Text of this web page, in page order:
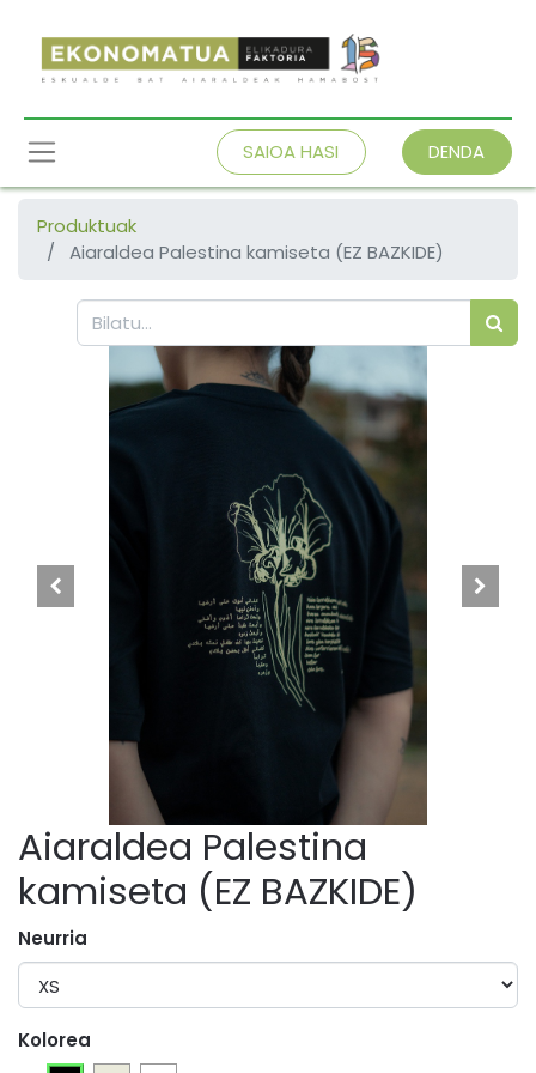
SAIOA HASI DENDA
Produktuak
Aiaraldea Palestina kamiseta (EZ BAZKIDE)
Aiaraldea Palestina
kamiseta (EZ BAZKIDE)
Neurria
Kolorea